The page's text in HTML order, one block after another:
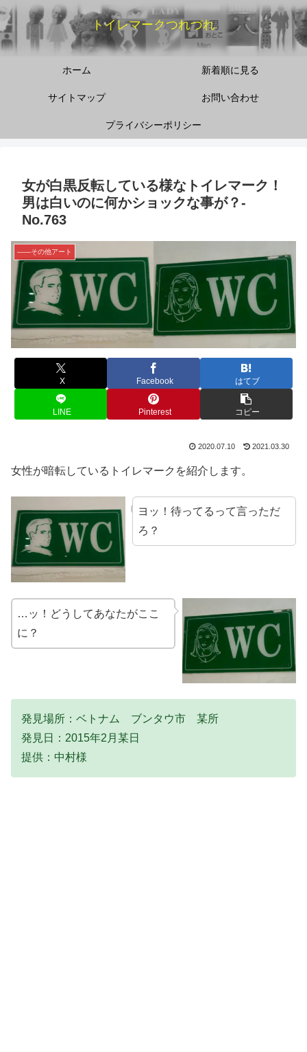
トイレマークつれづれ
ホーム 新着順に見る
サイトマップ お問い合わせ
プライバシーポリシー
女が白黒反転している様なトイレマーク！
男は白いのに何かショックな事が？‐
No.763
――その他アート
X Facebook はてブ
LINE Pinterest コピー
2020.07.10 2021.03.30
女性が暗転しているトイレマークを紹介します。
ヨッ！待ってるって言っただ
ろ？
…ッ！どうしてあなたがここ
に？
発見場所：ベトナム ブンタウ市 某所
発見日：2015年2月某日
提供：中村様